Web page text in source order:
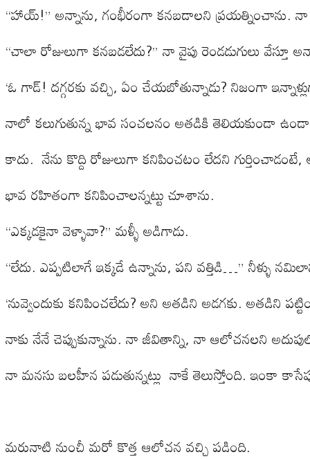
“హాయ్!” అన్నాను, గంభీరంగా కనబడాలని ప్రయత్నించాను. నా
“చాలా రోజులుగా కనబడలేదు?” నా వైపు రెండడుగులు వేస్తూ
‘ఓ గాడ్! దగ్గరకు వచ్చి, ఏం చేయబోతున్నాడు? నిజంగా
నాలో కలుగుతున్న భావ సంచలనం అతడికి తెలియకుండా
కాదు. నేను కొద్ది రోజులుగా కనిపించటం లేదని
భావ రహితంగా కనిపించాలన్నట్టు చూశాను.
“ఎక్కడకైనా వెళ్ళావా?” మళ్ళీ అడిగాడు.
“లేదు. ఎప్పటిలాగే ఇక్కడే ఉన్నాను, పని వత్తిడి…” నీళ్ళు
‘నువ్వెందుకు కనిపించలేదు? అని అతడిని అడగకు. అతడిని
నాకు నేనే చెప్పుకున్నాను. నా జీవితాన్ని, నా ఆలోచనలని
నా మనసు బలహీన పడుతున్నట్లు నాకే తెలుస్తోంది. ఇంకా
మరునాటి నుంచీ మరో కొత్త ఆలోచన వచ్చి పడింది.